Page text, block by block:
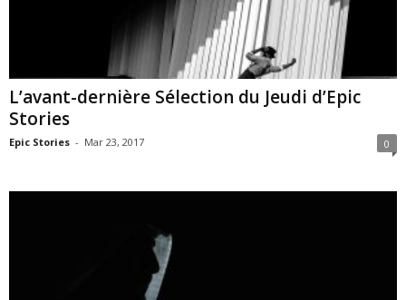
L’avant-dernière Sélection du Jeudi d’Epic
Stories
Epic Stories - Mar 23, 2017 0